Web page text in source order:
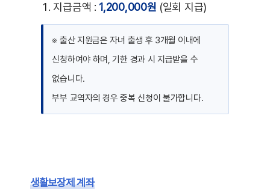
지급금액 : 1,200,000원 (일회 지급)
※ 출산 지원금은 자녀 출생 후 3개월 이내에
신청하여야 하며, 기한 경과 시 지급받을 수
없습니다.
부부 교역자의 경우 중복 신청이 불가합니다.
생활보장제 계좌